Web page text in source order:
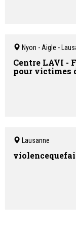
Nyon - Aigle -
Centre LAVI -
pour victimes
Lausanne